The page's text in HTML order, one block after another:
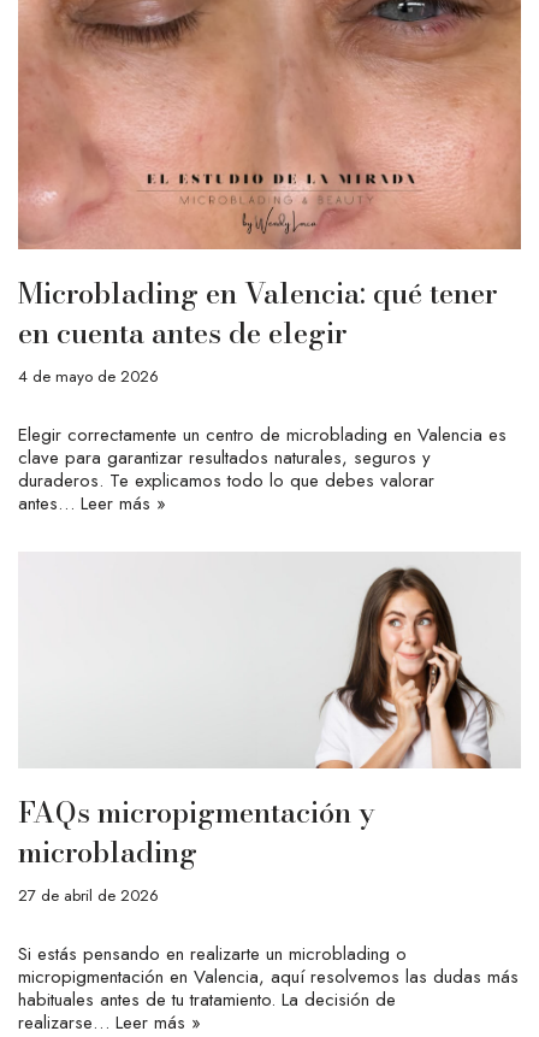
Microblading en Valencia: qué tener
en cuenta antes de elegir
4 de mayo de 2026
Elegir correctamente un centro de microblading en Valencia es
clave para garantizar resultados naturales, seguros y
duraderos. Te explicamos todo lo que debes valorar
antes… Leer más »
FAQs micropigmentación y
microblading
27 de abril de 2026
Si estás pensando en realizarte un microblading o
micropigmentación en Valencia, aquí resolvemos las dudas más
habituales antes de tu tratamiento. La decisión de
realizarse… Leer más »